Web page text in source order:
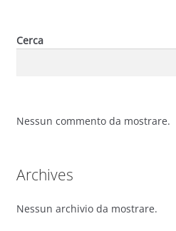
Cerca
Nessun commento da mostrare.
Archives
Nessun archivio da mostrare.